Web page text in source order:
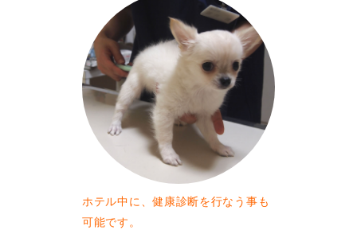
ホテル中に、健康診断を行なう事も
可能です。